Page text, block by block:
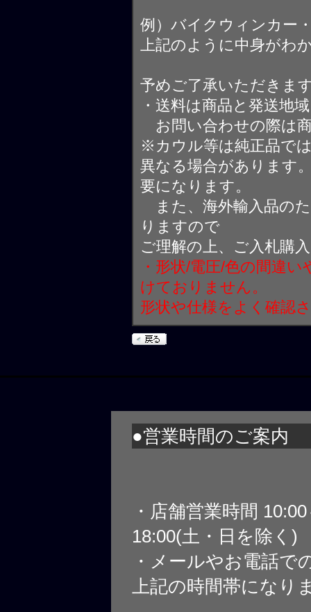
例）バイクウィンカー
上記のように中身がわ
予めご了承いただきま
・送料は商品と発送地
お問い合わせの際は
※カウル等は純正品で
異なる場合があります
要になります。
また、海外輸入品の
りますので
ご理解の上、ご入札購
・形状/電圧/色の間違
けておりません。
形状や仕様をよく確認
●営業時間のご案内
・店舗営業時間
18:00(土・日を除く)
・メールやお電話で
上記の時間帯になり